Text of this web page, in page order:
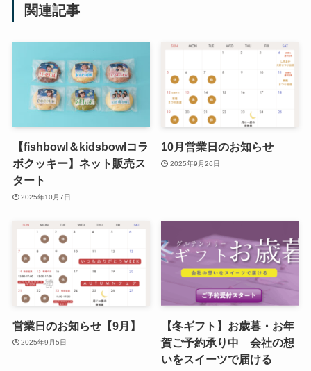
関連記事
【fishbowl＆kidsbowlコラ
ボクッキー】ネット販売ス
タート
2025年10月7日
10月営業日のお知らせ
2025年9月26日
営業日のお知らせ【9月】
2025年9月5日
【冬ギフト】お歳暮・お年
賀ご予約承り中 会社の想
いをスイーツで届ける